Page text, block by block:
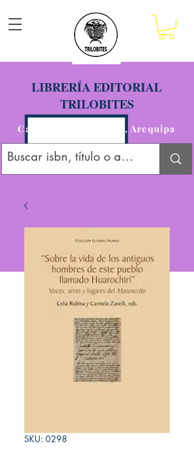
LIBRERÍA EDITORIAL
TRILOBITES
Calle San Agustín 201, Arequipa
SKU: 0298